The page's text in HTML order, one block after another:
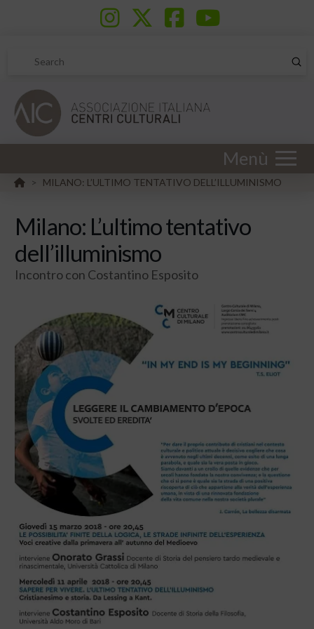
Search
Menù
HOME
> MILANO: L’ULTIMO TENTATIVO DELL’ILLUMINISMO
Milano: L’ultimo tentativo
dell’illuminismo
Incontro con Costantino Esposito